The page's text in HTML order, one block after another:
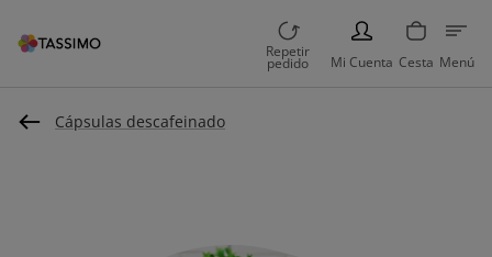
Repetir
pedido
PERSON
Mi Cuenta Cesta Menú
Cápsulas descafeinado